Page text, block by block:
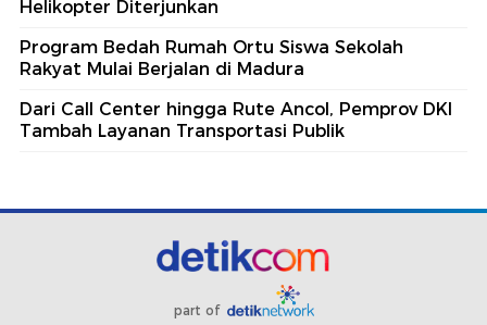
Helikopter Diterjunkan
Program Bedah Rumah Ortu Siswa Sekolah
Rakyat Mulai Berjalan di Madura
Dari Call Center hingga Rute Ancol, Pemprov DKI
Tambah Layanan Transportasi Publik
part of